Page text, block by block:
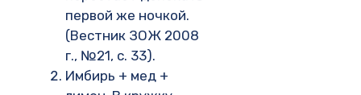
первой же ночкой.
(Вестник ЗОЖ 2008
г., №21, с. 33).
Имбирь + мед +